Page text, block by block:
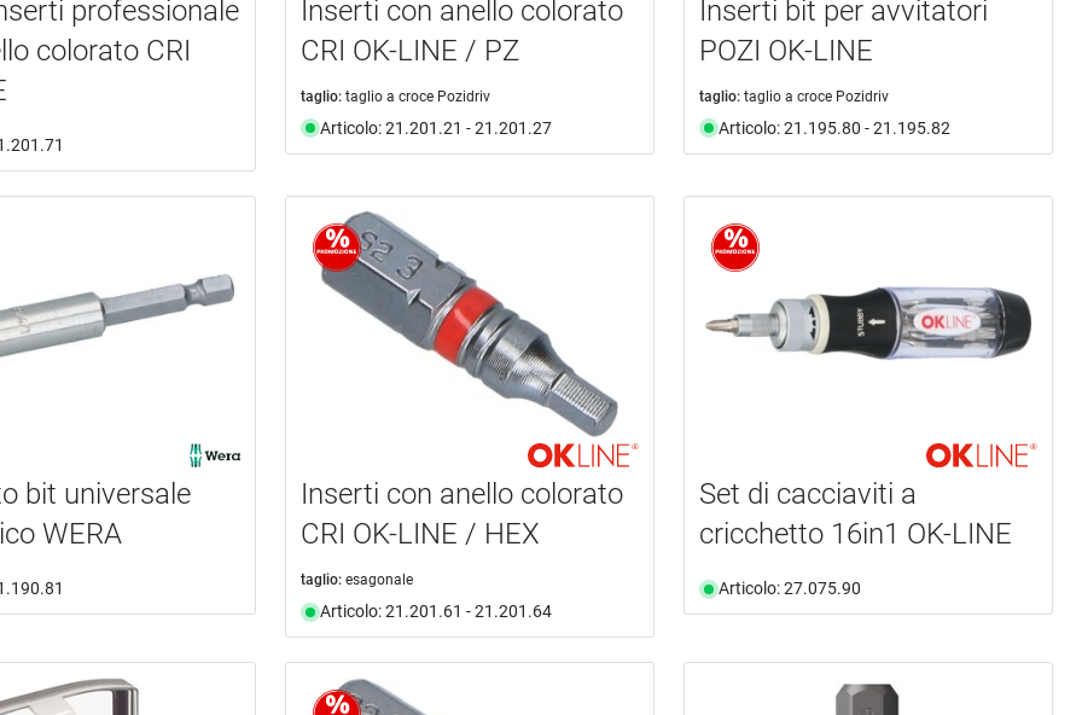
professionale
colorato CRI
Inserti con anello colorato
CRI OK-LINE / PZ
taglio: taglio a croce Pozidriv
Articolo: 21.201.21 - 21.201.27
Inserti bit per avvitatori
POZI OK-LINE
taglio: taglio a croce Pozidriv
Articolo: 21.195.80 - 21.195.82
bit universale
WERA
Inserti con anello colorato
CRI OK-LINE / HEX
taglio: esagonale
Articolo: 21.201.61 - 21.201.64
Set di cacciaviti a
cricchetto 16in1 OK-LINE
Articolo: 27.075.90